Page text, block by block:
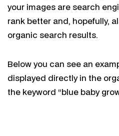
your images are search
rank better and, hopefully,
organic search results.
Below you can see an
displayed directly in the
the keyword “blue baby